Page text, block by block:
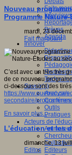
Faits
Interviews
Brèves
Agenda
Innover
Dispositifs
Savoir(s)
Analyses
Outils
Pratiques
Acteurs de
Editeurs
Nouveau
Programme
mardi, 23
Fait marquant
C’est avec un très très
de ce nouveau
ci-dessous sont des
https://www.quebec.ca/
secondaire/
En savoir plus...
L’éducation et les
dimanche, 13
Editos